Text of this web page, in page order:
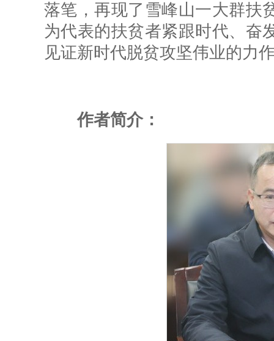
落笔，再现了雪峰山一大群扶
为代表的扶贫者紧跟时代、奋
见证新时代脱贫攻坚伟业的力
作者简介：